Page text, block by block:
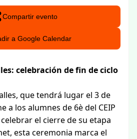
Compartir evento
a Google Calendar
celebración de fin de ciclo
que tendrá lugar el 3 de
a los alumnes de 6è del CEIP
el cierre de su etapa
esta ceremonia marca el